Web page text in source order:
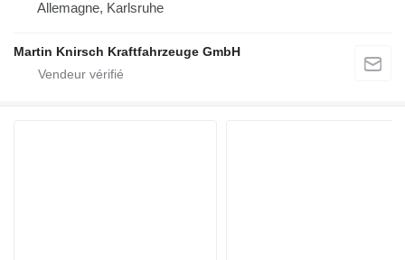
Allemagne, Karlsruhe
Martin Knirsch Kraftfahrzeuge GmbH